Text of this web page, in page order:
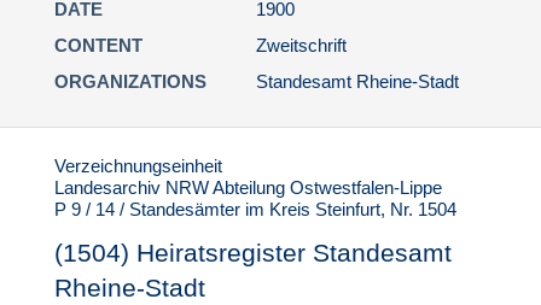
DATE
1900
CONTENT
Zweitschrift
ORGANIZATIONS
Standesamt Rheine-Stadt
Verzeichnungseinheit
Landesarchiv NRW Abteilung Ostwestfalen-Lippe
P 9 / 14 / Standesämter im Kreis Steinfurt, Nr. 1504
(1504) Heiratsregister Standesamt
Rheine-Stadt